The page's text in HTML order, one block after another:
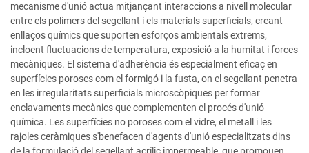
mecanisme d'unió actua mitjançant interaccions a nivell molecular
entre els polímers del segellant i els materials superficials, creant
enllaços químics que suporten esforços ambientals extrems,
incloent fluctuacions de temperatura, exposició a la humitat i forces
mecàniques. El sistema d'adherència és especialment eficaç en
superfícies poroses com el formigó i la fusta, on el segellant penetra
en les irregularitats superficials microscòpiques per formar
enclavaments mecànics que complementen el procés d'unió
química. Les superfícies no poroses com el vidre, el metall i les
rajoles ceràmiques s'benefacen d'agents d'unió especialitzats dins